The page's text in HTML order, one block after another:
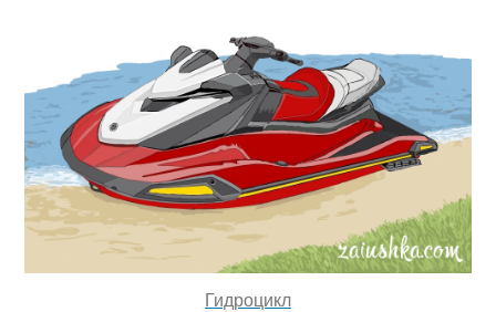
Гидроцикл